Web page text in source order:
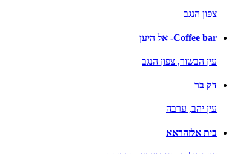
צפון הנגב
Coffee bar- אל היען
עין הבשור, צפון הנגב
דק בר
עין יהב, ערבה
בית אלזהראא